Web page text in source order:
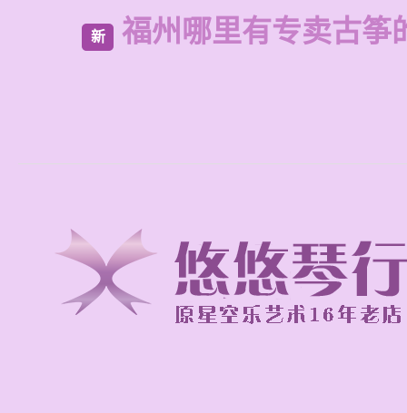
新 福州哪里有专卖古筝